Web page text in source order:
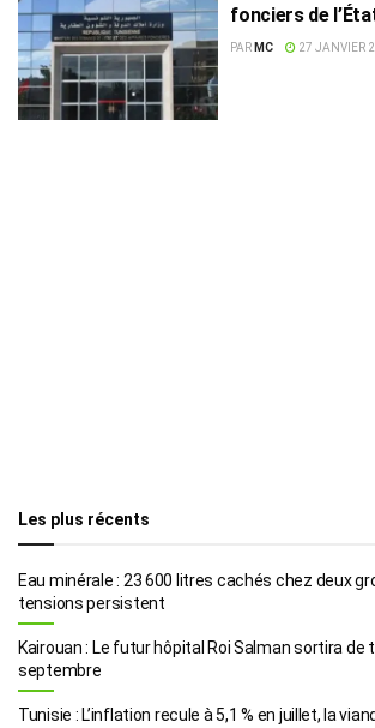
fonciers de
terrains
PAR MC 27 JANVIER
Les plus récents
Eau minérale : 23 600 litres cachés chez deux
tensions persistent
Kairouan : Le futur hôpital Roi Salman sortira de
septembre
Tunisie : L’inflation recule à 5,1 % en juillet, la